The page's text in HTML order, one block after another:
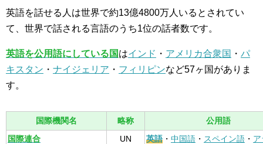
英語を話せる人は世界で約13億4800万人いるとされてい
て、世界で話される言語のうち1位の話者数です。
英語を公用語にしている国はインド ・ アメリカ合衆国 ・ パ
キスタン ・ ナイジェリア ・ フィリピンなど57ヶ国がありま
す。
国際機関名 略称 公用語
国際連合 UN 英語 ・ 中国語 ・ スペイン語 ・